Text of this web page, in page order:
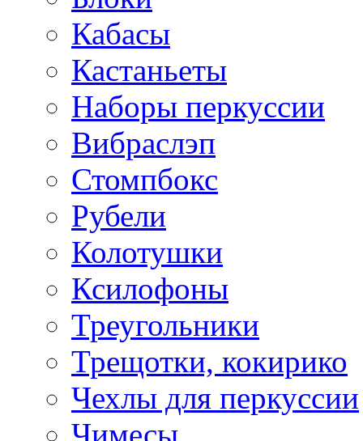
Кабасы
Кастаньеты
Наборы перкуссии
Вибраслэп
Стомпбокс
Рубели
Колотушки
Ксилофоны
Треугольники
Трещотки, кокирико
Чехлы для перкуссии